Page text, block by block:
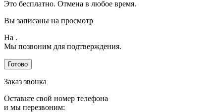
Это бесплатно. Отмена в любое время.
Вы записаны на просмотр
На .
Мы позвоним для подтверждения.
Готово
Заказ звонка
Оставьте свой номер телефона
и мы перезвоним: